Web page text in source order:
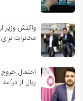
واکنش وزیر
مخابرات
ریال از